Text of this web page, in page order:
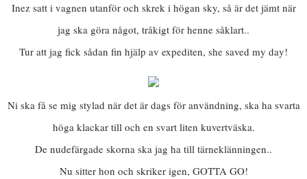
Inez satt i vagnen utanför och skrek i högan sky, så är det jämt när
jag ska göra något, tråkigt för henne såklart..
Tur att jag fick sådan fin hjälp av expediten, she saved my day!
Ni ska få se mig stylad när det är dags för användning, ska ha svarta
höga klackar till och en svart liten kuvertväska.
De nudefärgade skorna ska jag ha till tärneklänningen..
Nu sitter hon och skriker igen, GOTTA GO!